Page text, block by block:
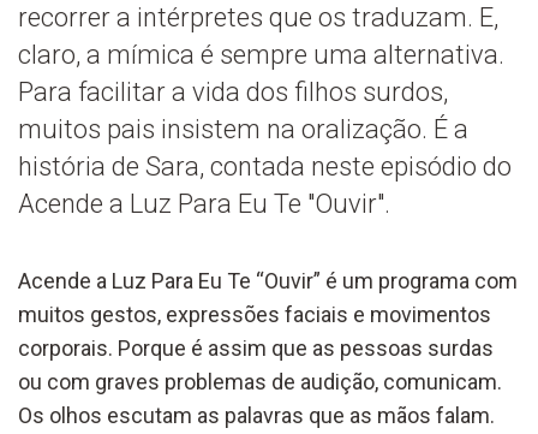
recorrer a intérpretes que os traduzam. E,
claro, a mímica é sempre uma alternativa.
Para facilitar a vida dos filhos surdos,
muitos pais insistem na oralização. É a
história de Sara, contada neste episódio do
Acende a Luz Para Eu Te "Ouvir".
Acende a Luz Para Eu Te “Ouvir” é um programa com
muitos gestos, expressões faciais e movimentos
corporais. Porque é assim que as pessoas surdas
ou com graves problemas de audição, comunicam.
Os olhos escutam as palavras que as mãos falam.